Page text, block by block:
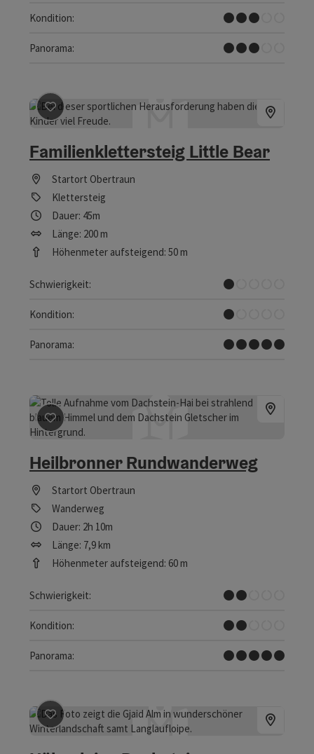
Kondition:
Mittel
Panorama:
Einige Ausblicke
Beitrag merken : Familienklettersteig Little Bear
Familienklettersteig Little Bear
Startort Obertraun
Klettersteig
Dauer: 45m
Länge: 200 m
Höhenmeter aufsteigend: 50 m
Schwierigkeit:
Sehr leicht
Kondition:
Sehr leicht
Panorama:
Traumtour
Beitrag merken
Heilbronner Rundwanderweg
Startort Obertraun
Wanderweg
Dauer: 2h 10m
Länge: 7,9 km
Höhenmeter aufsteigend: 60 m
Schwierigkeit:
Leicht
Kondition:
Leicht
Panorama:
Traumtour
Beitrag merken: Höhenloipe Dachstein Krippenstein